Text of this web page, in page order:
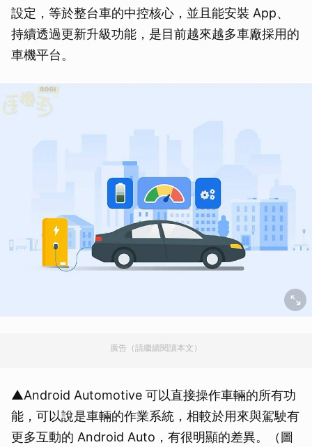
設定，等於整台車的中控核心，並且能安裝 App、
持續透過更新升級功能，是目前越來越多車廠採用的
車機平台。
廣告（請繼續閱讀本文）
▲Android Automotive 可以直接操作車輛的所有功
能，可以說是車輛的作業系統，相較於用來與駕駛有
更多互動的 Android Auto，有很明顯的差異。（圖